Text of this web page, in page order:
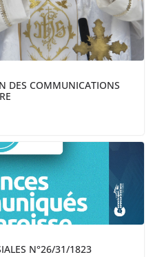
DES COMMUNICATIONS
N°26/31/1823